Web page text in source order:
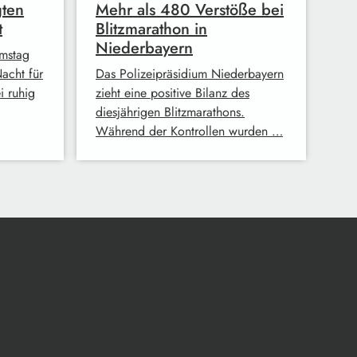
für
ruhig
Mehr als 480 Verstöße bei
Blitzmarathon in
Niederbayern
Das Polizeipräsidium Niederbayern
zieht eine positive Bilanz des
diesjährigen Blitzmarathons.
Während der Kontrollen wurden …